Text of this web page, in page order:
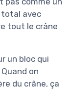
total avec
tout le crâne
un bloc qui
on
du crâne, ça